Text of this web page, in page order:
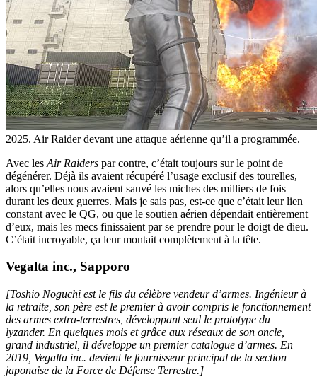
2025. Air Raider devant une attaque aérienne qu’il a programmée.
Avec les Air Raiders par contre, c’était toujours sur le point de
dégénérer. Déjà ils avaient récupéré l’usage exclusif des tourelles,
alors qu’elles nous avaient sauvé les miches des milliers de fois
durant les deux guerres. Mais je sais pas, est-ce que c’était leur lien
constant avec le QG, ou que le soutien aérien dépendait entièrement
d’eux, mais les mecs finissaient par se prendre pour le doigt de dieu.
C’était incroyable, ça leur montait complètement à la tête.
Vegalta inc., Sapporo
[Toshio Noguchi est le fils du célèbre vendeur d’armes. Ingénieur à
la retraite, son père est le premier à avoir compris le fonctionnement
des armes extra-terrestres, développant seul le prototype du
lyzander. En quelques mois et grâce aux réseaux de son oncle,
grand industriel, il développe un premier catalogue d’armes. En
2019, Vegalta inc. devient le fournisseur principal de la section
japonaise de la Force de Défense Terrestre.]